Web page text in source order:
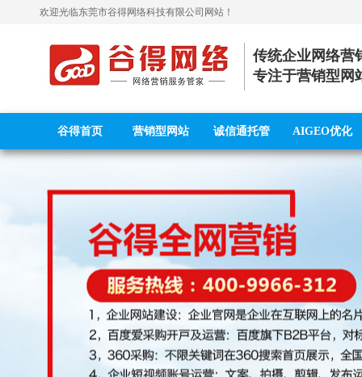
欢迎光临东莞市谷得网络科技有限公司 网站！
传统企业网络营
专注于营销型网
谷得首页 营销型网站 诚信通托管 AIGEO优化